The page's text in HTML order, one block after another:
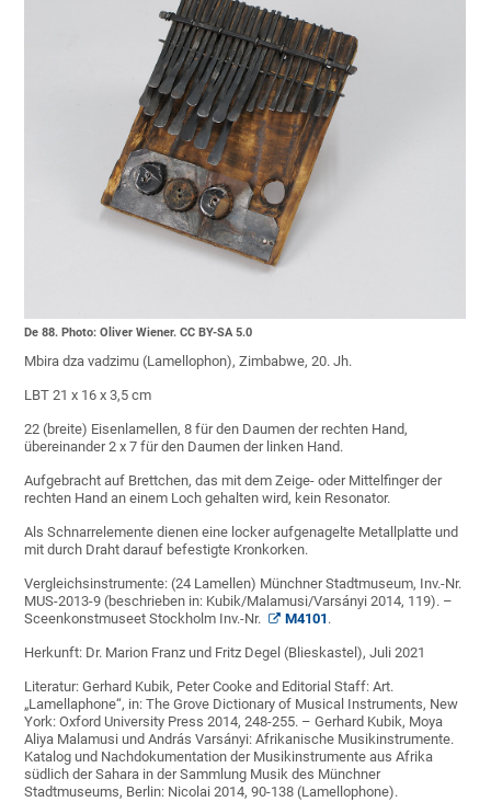
De 88. Photo: Oliver Wiener. CC BY-SA 5.0
Mbira dza vadzimu (Lamellophon), Zimbabwe, 20. Jh.
LBT 21 x 16 x 3,5 cm
22 (breite) Eisenlamellen, 8 für den Daumen der rechten Hand,
übereinander 2 x 7 für den Daumen der linken Hand.
Aufgebracht auf Brettchen, das mit dem Zeige- oder Mittelfinger der
rechten Hand an einem Loch gehalten wird, kein Resonator.
Als Schnarrelemente dienen eine locker aufgenagelte Metallplatte und
mit durch Draht darauf befestigte Kronkorken.
Vergleichsinstrumente: (24 Lamellen) Münchner Stadtmuseum, Inv.-Nr.
MUS-2013-9 (beschrieben in: Kubik/Malamusi/Varsányi 2014, 119). –
Sceenkonstmuseet Stockholm Inv.-Nr.
M4101 .
Herkunft: Dr. Marion Franz und Fritz Degel (Blieskastel), Juli 2021
Literatur: Gerhard Kubik, Peter Cooke and Editorial Staff: Art.
„Lamellaphone“, in: The Grove Dictionary of Musical Instruments, New
York: Oxford University Press 2014, 248-255. – Gerhard Kubik, Moya
Aliya Malamusi und András Varsányi: Afrikanische Musikinstrumente.
Katalog und Nachdokumentation der Musikinstrumente aus Afrika
südlich der Sahara in der Sammlung Musik des Münchner
Stadtmuseums, Berlin: Nicolai 2014, 90-138 (Lamellophone).